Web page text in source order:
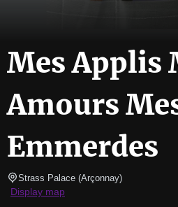
Mes Applis
Amours
Emmerdes
Strass Palace (Arçonnay)
Display map